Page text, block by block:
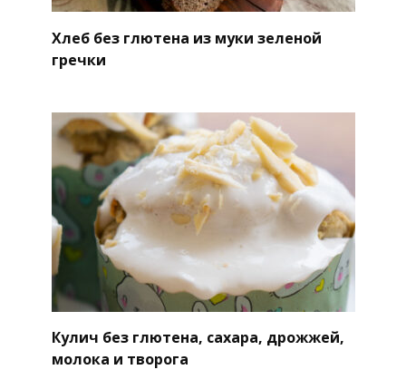
Хлеб без глютена из муки зеленой
гречки
Кулич без глютена, сахара, дрожжей,
молока и творога